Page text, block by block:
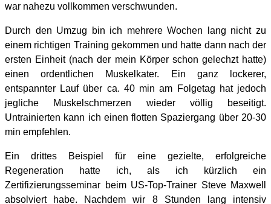
war nahezu vollkommen verschwunden.
Durch den Umzug bin ich mehrere Wochen lang nicht zu
einem richtigen Training gekommen und hatte dann nach der
ersten Einheit (nach der mein Körper schon gelechzt hatte)
einen ordentlichen Muskelkater. Ein ganz lockerer,
entspannter Lauf über ca. 40 min am Folgetag hat jedoch
jegliche Muskelschmerzen wieder völlig beseitigt.
Untrainierten kann ich einen flotten Spaziergang über 20-30
min empfehlen.
Ein drittes Beispiel für eine gezielte, erfolgreiche
Regeneration hatte ich, als ich kürzlich ein
Zertifizierungsseminar beim US-Top-Trainer Steve Maxwell
absolviert habe. Nachdem wir 8 Stunden lang intensiv